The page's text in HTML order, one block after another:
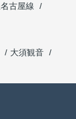
古屋線
大須観音